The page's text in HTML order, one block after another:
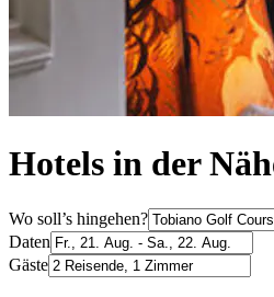
Hotels in der
Wo soll’s hingehen?
Daten
Gäste